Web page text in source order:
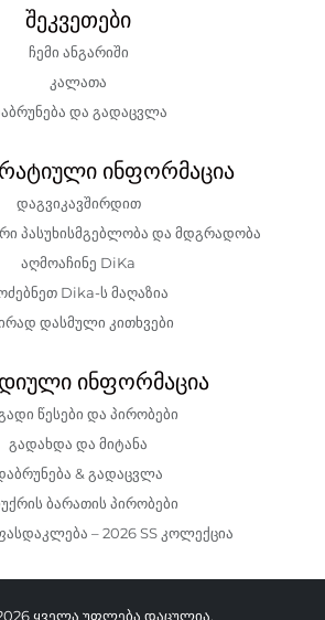
შეკვეთები
ჩემი ანგარიში
კალათა
და გადაცვლა
ინფორმაცია
დაგვიკავშირდით
პასუხისმგებლობა და მდგრადობა
აღმოაჩინე DiKa
Dika-ს მაღაზია
დასმული კითხვები
ინფორმაცია
წესები და პირობები
გადახდა და მიტანა
& გადაცვლა
ბარათის პირობები
– 2026 SS კოლექცია
ყველა უფლება დაცულია.